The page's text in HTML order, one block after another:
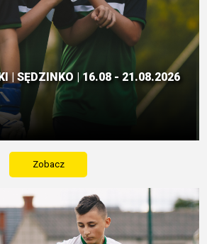
| SĘDZINKO | 16.08 - 21.08.2026
Zobacz